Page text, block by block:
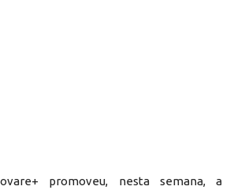
promoveu, nesta semana, a